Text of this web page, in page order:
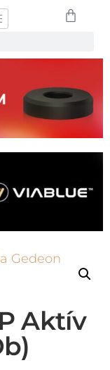
Aktív